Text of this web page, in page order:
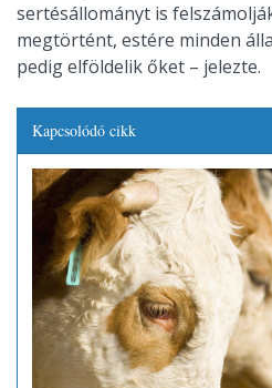
sertésállományt is
megtörtént, estére minden
pedig elföldelik őket – jelezte.
Kapcsolódó cikk